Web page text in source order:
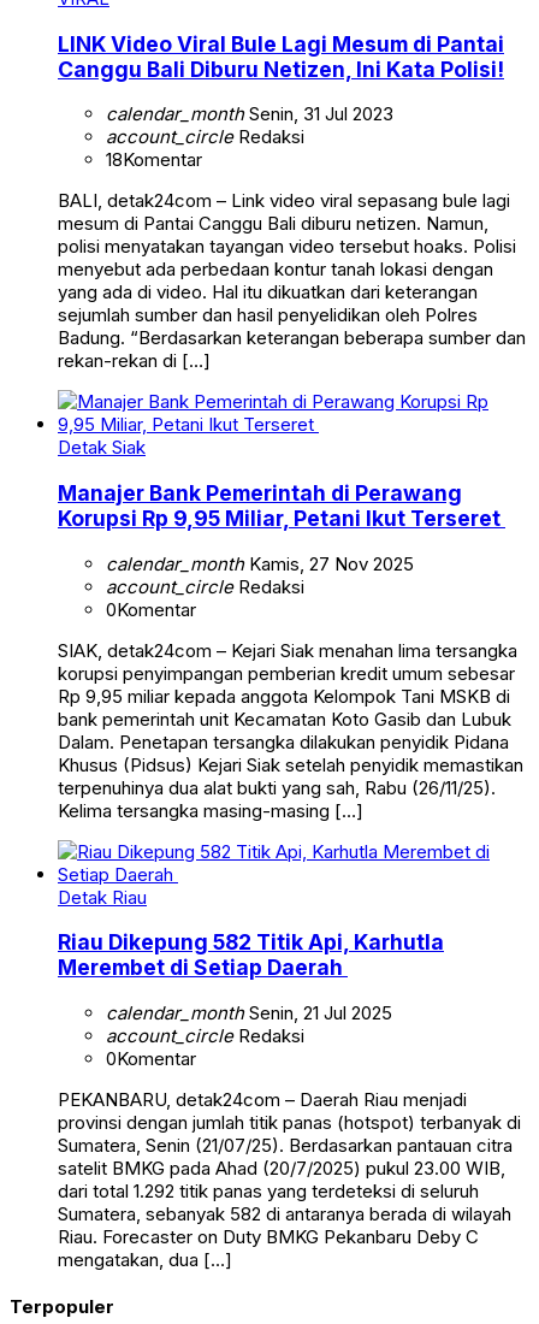
LINK Video Viral Bule Lagi Mesum di Pantai
Canggu Bali Diburu Netizen, Ini Kata Polisi!
calendar_monthSenin, 31 Jul 2023
account_circleRedaksi
18Komentar
BALI, detak24com – Link video viral sepasang bule lagi
mesum di Pantai Canggu Bali diburu netizen. Namun,
polisi menyatakan tayangan video tersebut hoaks. Polisi
menyebut ada perbedaan kontur tanah lokasi dengan
yang ada di video. Hal itu dikuatkan dari keterangan
sejumlah sumber dan hasil penyelidikan oleh Polres
Badung. “Berdasarkan keterangan beberapa sumber dan
rekan-rekan di […]
Detak Siak
Manajer Bank Pemerintah di Perawang
Korupsi Rp 9,95 Miliar, Petani Ikut Terseret
calendar_monthKamis, 27 Nov 2025
account_circleRedaksi
0Komentar
SIAK, detak24com – Kejari Siak menahan lima tersangka
korupsi penyimpangan pemberian kredit umum sebesar
Rp 9,95 miliar kepada anggota Kelompok Tani MSKB di
bank pemerintah unit Kecamatan Koto Gasib dan Lubuk
Dalam. Penetapan tersangka dilakukan penyidik Pidana
Khusus (Pidsus) Kejari Siak setelah penyidik memastikan
terpenuhinya dua alat bukti yang sah, Rabu (26/11/25).
Kelima tersangka masing-masing […]
Detak Riau
Riau Dikepung 582 Titik Api, Karhutla
Merembet di Setiap Daerah
calendar_monthSenin, 21 Jul 2025
account_circleRedaksi
0Komentar
PEKANBARU, detak24com – Daerah Riau menjadi
provinsi dengan jumlah titik panas (hotspot) terbanyak di
Sumatera, Senin (21/07/25). Berdasarkan pantauan citra
satelit BMKG pada Ahad (20/7/2025) pukul 23.00 WIB,
dari total 1.292 titik panas yang terdeteksi di seluruh
Sumatera, sebanyak 582 di antaranya berada di wilayah
Riau. Forecaster on Duty BMKG Pekanbaru Deby C
mengatakan, dua […]
Terpopuler